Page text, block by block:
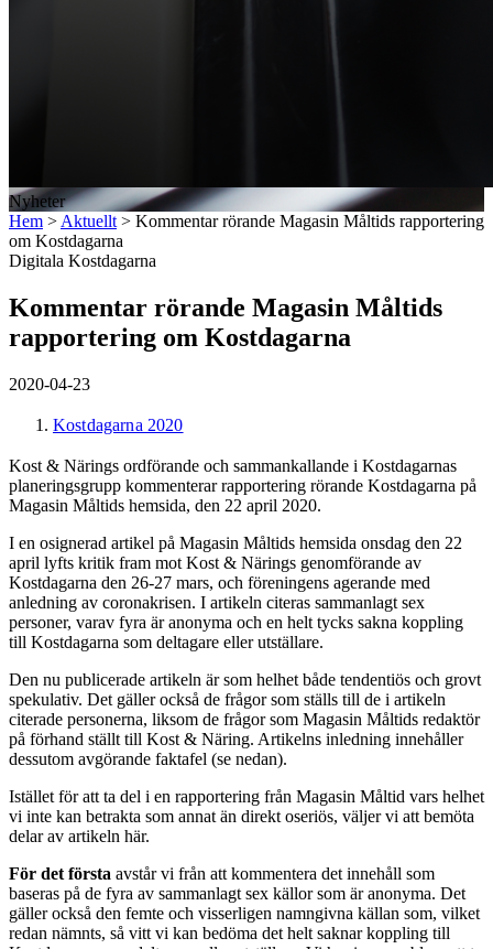
Nyheter
Hem > Aktuellt > Kommentar rörande Magasin Måltids rapportering
om Kostdagarna
Digitala Kostdagarna
Kommentar rörande Magasin Måltids
rapportering om Kostdagarna
2020-04-23
Kostdagarna 2020
Kost & Närings ordförande och sammankallande i Kostdagarnas
planeringsgrupp kommenterar rapportering rörande Kostdagarna på
Magasin Måltids hemsida, den 22 april 2020.
I en osignerad artikel på Magasin Måltids hemsida onsdag den 22
april lyfts kritik fram mot Kost & Närings genomförande av
Kostdagarna den 26-27 mars, och föreningens agerande med
anledning av coronakrisen. I artikeln citeras sammanlagt sex
personer, varav fyra är anonyma och en helt tycks sakna koppling
till Kostdagarna som deltagare eller utställare.
Den nu publicerade artikeln är som helhet både tendentiös och grovt
spekulativ. Det gäller också de frågor som ställs till de i artikeln
citerade personerna, liksom de frågor som Magasin Måltids redaktör
på förhand ställt till Kost & Näring. Artikelns inledning innehåller
dessutom avgörande faktafel (se nedan).
Istället för att ta del i en rapportering från Magasin Måltid vars helhet
vi inte kan betrakta som annat än direkt oseriös, väljer vi att bemöta
delar av artikeln här.
För det första avstår vi från att kommentera det innehåll som
baseras på de fyra av sammanlagt sex källor som är anonyma. Det
gäller också den femte och visserligen namngivna källan som, vilket
redan nämnts, så vitt vi kan bedöma det helt saknar koppling till